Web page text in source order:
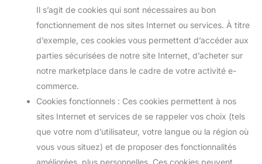
Il s’agit de cookies qui sont nécessaires au bon
fonctionnement de nos sites Internet ou services. À titre
d’exemple, ces cookies vous permettent d’accéder aux
parties sécurisées de notre site Internet, d’acheter sur
notre marketplace dans le cadre de votre activité e-
commerce.
Cookies fonctionnels : Ces cookies permettent à nos
sites Internet et services de se rappeler vos choix (tels
que votre nom d’utilisateur, votre langue ou la région où
vous vous situez) et de proposer des fonctionnalités
améliorées, plus personnelles. Ces cookies peuvent